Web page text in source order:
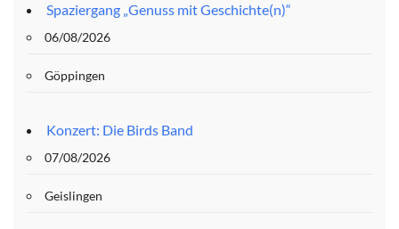
Spaziergang „Genuss mit Geschichte(n)“
06/08/2026
Göppingen
Konzert: Die Birds Band
07/08/2026
Geislingen